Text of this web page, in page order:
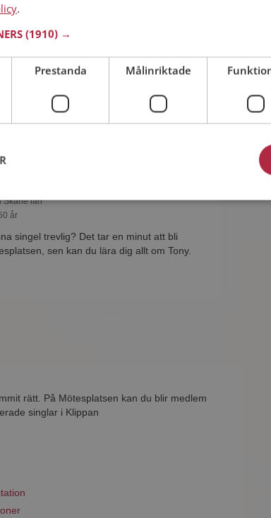
år
om Emil? Du kan se en fullständig profil med
om du är medlem på Mötesplatsen.
Skåne län
år
singel trevlig? Det tar en minut att bli
sen kan du lära dig allt om Tony.
rätt. På Mötesplatsen kan du blir medlem
singlar i Klippan
.
(1910) →
Prestanda Målinriktade